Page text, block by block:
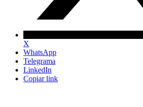
X
WhatsApp
Telegrama
LinkedIn
Copiar link